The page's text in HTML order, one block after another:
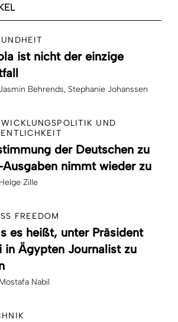
ist nicht der einzige
Jasmin Behrends Stephanie Johanssen
UND
der Deutschen zu
Ausgaben nimmt wieder zu
Helge Zille
FREEDOM
es heißt, unter Präsident
in Ägypten Journalist zu
Mostafa Nabil